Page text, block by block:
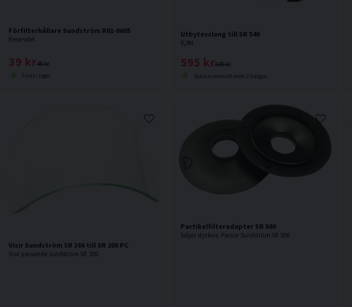
Förfilterhållare Sundström R01-0605
Reservdel.
48 kr
39 kr
Finns i lager
Utbytesslang till SR 540
0,9M
849 kr
595 kr
Skickas normalt inom 2-5 dagar
Visir Sundström SR 366 till SR 200 PC
Visir passande Sundström SR 200.
Partikelfilteradapter SR 500
Säljes styckvis. Passar Sundström SR 500